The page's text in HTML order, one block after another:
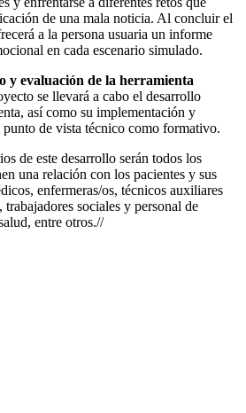
de una mala noticia. Al concluir el
a la persona usuaria un informe
en cada escenario simulado.
y evaluación de la herramienta
se llevará a cabo el desarrollo
así como su implementación y
de vista técnico como formativo.
de este desarrollo serán todos los
una relación con los pacientes y sus
enfermeras/os, técnicos auxiliares
sociales y personal de
entre otros.//